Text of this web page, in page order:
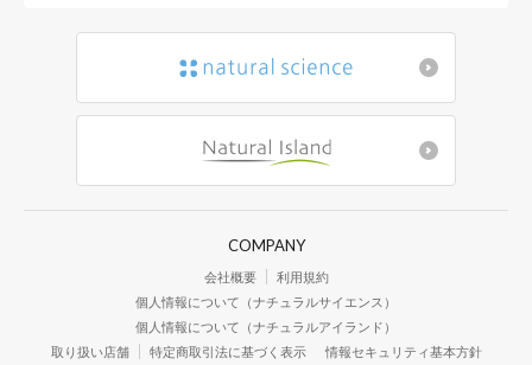
COMPANY
会社概要
利用規約
個人情報について（ナチュラルサイエンス）
個人情報について（ナチュラルアイランド）
取り扱い店舗
特定商取引法に基づく表示 情報セキュリティ基本方針